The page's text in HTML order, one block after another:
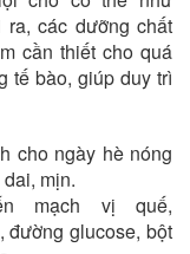
các dưỡng chất
cần thiết cho quá
tế bào, giúp duy trì
cho ngày hè nóng
mịn.
mạch vị quế,
glucose, bột